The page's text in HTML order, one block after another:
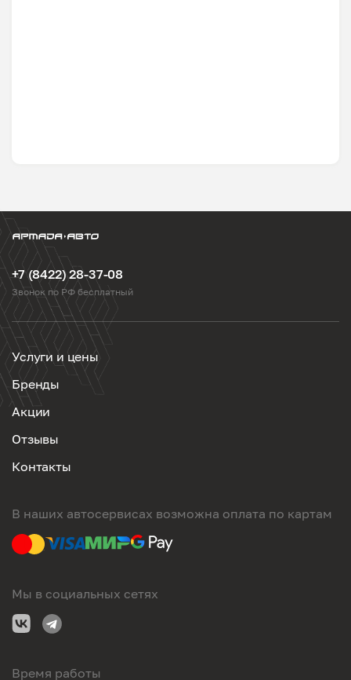
+7 (8422) 28-37-08
Звонок по РФ бесплатный
Услуги и цены
Бренды
Акции
Отзывы
Контакты
В наших автосервисах возможна оплата по картам
Мы в социальных сетях
Время работы